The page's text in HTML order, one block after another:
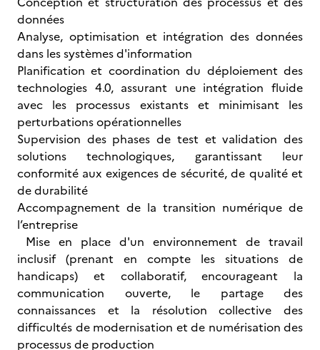
données
Analyse, optimisation et intégration des données
dans les systèmes d'information
Planification et coordination du déploiement des
technologies 4.0, assurant une intégration fluide
avec les processus existants et minimisant les
perturbations opérationnelles
Supervision des phases de test et validation des
solutions technologiques, garantissant leur
conformité aux exigences de sécurité, de qualité et
de durabilité
Accompagnement de la transition numérique de
l’entreprise
Mise en place d'un environnement de travail
inclusif (prenant en compte les situations de
handicaps) et collaboratif, encourageant la
communication ouverte, le partage des
connaissances et la résolution collective des
difficultés de modernisation et de numérisation des
processus de production